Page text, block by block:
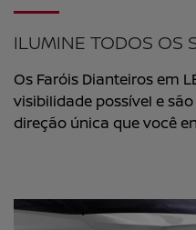
ILUMINE TODOS OS
Os Faróis Dianteiros em
visibilidade possível e
direção única que você